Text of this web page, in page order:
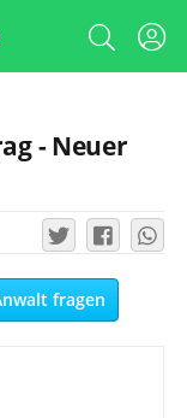
- Neuer
fragen